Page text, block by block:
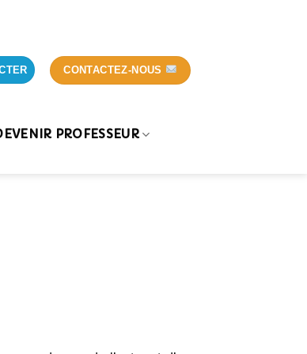
CONTACTEZ-NOUS
PROFESSEUR